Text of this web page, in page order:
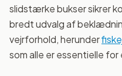
slidstærke bukser sikrer
bredt udvalg af
vejrforhold, herunder
som alle er essentielle